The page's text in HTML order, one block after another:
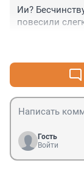
Ии?
повесили
Гость
Войти